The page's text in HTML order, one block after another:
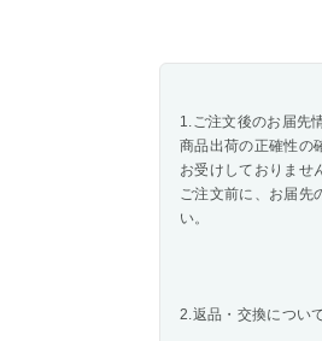
1.ご注文後のお届先
商品出荷の正確性の
お受けしておりませ
ご注文前に、お届先
い。
2.返品・交換につい